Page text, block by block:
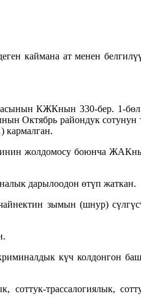
каймана ат менен
КЖКнын 330-бер. 1-
Октябрь райондук сотунун
кармалган.
жолдомосу боюнча
дарылоодон өтүп жаткан.
зымын (шнур)
күч колдонгон
трассалогиялык,